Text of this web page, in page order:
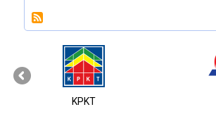
KPKT
‹